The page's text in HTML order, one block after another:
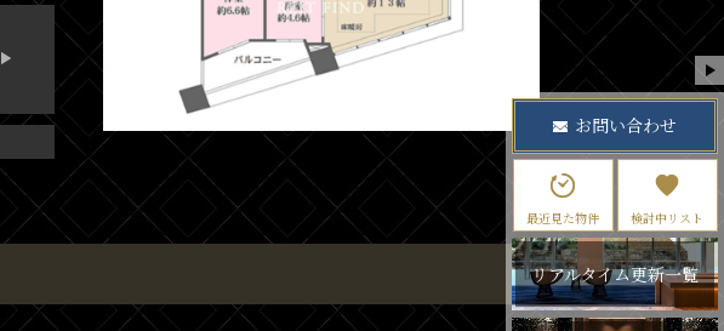
お問い合わせ
最近見た物件 検討中リスト
リアルタイム更新一覧